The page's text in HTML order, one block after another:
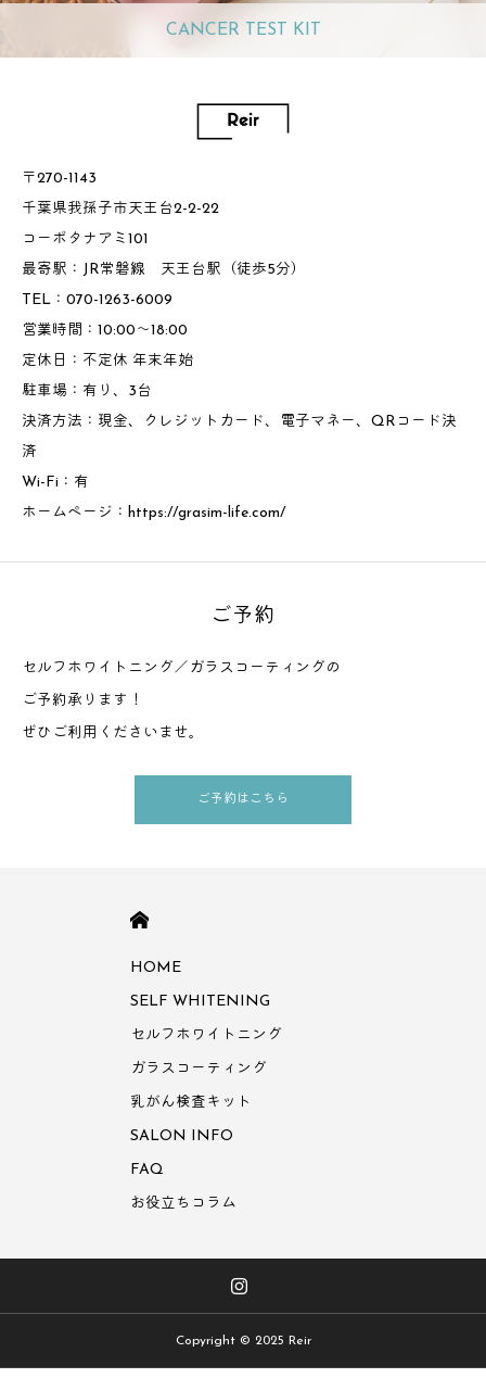
CANCER TEST KIT
〒270-1143
千葉県我孫子市天王台2-2-22
コーポタナアミ101
最寄駅：JR常磐線 天王台駅（徒歩5分）
TEL：070-1263-6009
営業時間：10:00～18:00
定休日：不定休 年末年始
駐車場：有り、3台
決済方法：現金、クレジットカード、電子マネー、QRコード決
済
Wi-Fi：有
ホームページ： https://grasim-life.com/
ご予約
セルフホワイトニング／ガラスコーティングの
ご予約承ります！
ぜひご利用くださいませ。
ご予約はこちら
HOME
SELF WHITENING
セルフホワイトニング
ガラスコーティング
乳がん検査キット
SALON INFO
FAQ
お役立ちコラム
Copyright © 2025 Reir